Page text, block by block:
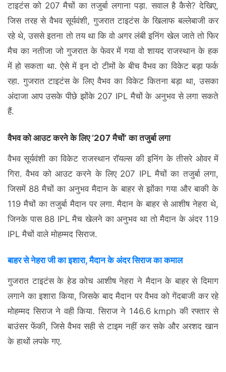
टाइटंस को 207 मैचों का तजुर्बा लगाना पड़ा. सवाल है कैसे? देखिए,
जिस तरह से वैभव सूर्यवंशी, गुजरात टाइटंस के खिलाफ बल्लेबाजी कर
रहे थे, उससे इतना तो तय था कि वो अगर लंबी इनिंग खेल जाते तो फिर
मैच का नतीजा जो गुजरात के फेवर में गया वो शायद राजस्थान के हक
में हो सकता था. ऐसे में इन दो टीमों के बीच वैभव का विकेट बड़ा फर्क
रहा. गुजरात टाइटंस के लिए वैभव का विकेट कितना बड़ा था, उसका
अंदाजा आप उसके पीछे झोंके 207 IPL मैचों के अनुभव से लगा सकते
हैं.
वैभव को आउट करने के लिए ‘207 मैचों’ का तजुर्बा लगा
वैभव सूर्यवंशी का विकेट राजस्थान रॉयल्स की इनिंग के तीसरे ओवर में
गिरा. वैभव को आउट करने के लिए 207 IPL मैचों का तजुर्बा लगा,
जिसमें 88 मैचों का अनुभव मैदान के बाहर से झोंका गया और बाकी के
119 मैचों का तजुर्बा मैदान पर लगा. मैदान के बाहर से आशीष नेहरा थे,
जिनके पास 88 IPL मैच खेलने का अनुभव था तो मैदान के अंदर 119
IPL मैचों वाले मोहम्मद सिराज.
बाहर से नेहरा जी का इशारा, मैदान के अंदर सिराज का कमाल
गुजरात टाइटंस के हेड कोच आशीष नेहरा ने मैदान के बाहर से दिमाग
लगाने का इशारा किया, जिसके बाद मैदान पर वैभव को गेंदबाजी कर रहे
मोहम्मद सिराज ने वही किया. सिराज ने 146.6 kmph की रफ्तार से
बाउंसर फेंकी, जिसे वैभव सही से टाइम नहीं कर सके और अरशद खान
के हाथों लपके गए.